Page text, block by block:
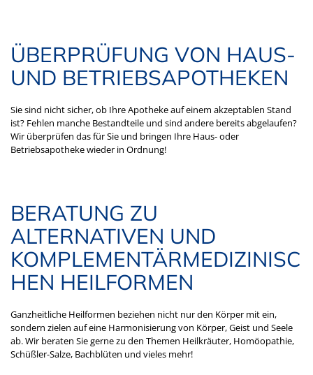
ÜBERPRÜFUNG VON HAUS-
UND BETRIEBSAPOTHEKEN
Sie sind nicht sicher, ob Ihre Apotheke auf einem akzeptablen Stand
ist? Fehlen manche Bestandteile und sind andere bereits abgelaufen?
Wir überprüfen das für Sie und bringen Ihre Haus- oder
Betriebsapotheke wieder in Ordnung!
BERATUNG ZU
ALTERNATIVEN UND
KOMPLEMENTÄRMEDIZINISC
HEN HEILFORMEN
Ganzheitliche Heilformen beziehen nicht nur den Körper mit ein,
sondern zielen auf eine Harmonisierung von Körper, Geist und Seele
ab. Wir beraten Sie gerne zu den Themen Heilkräuter, Homöopathie,
Schüßler-Salze, Bachblüten und vieles mehr!